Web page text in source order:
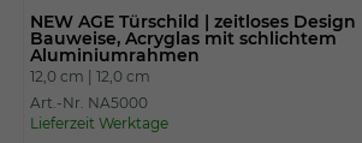
NEW AGE Türschild | zeitloses
Bauweise, Acryglas mit schlichtem
Aluminiumrahmen
12,0 cm | 12,0 cm
Art.-Nr. NA5000
Lieferzeit Werktage